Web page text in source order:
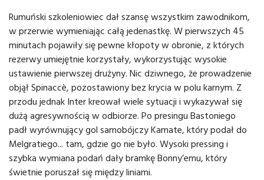
Rumuński szkoleniowiec dał szansę wszystkim zawodnikom,
w przerwie wymieniając całą jedenastkę. W pierwszych 45
minutach pojawiły się pewne kłopoty w obronie, z których
rezerwy umiejętnie korzystały, wykorzystując wysokie
ustawienie pierwszej drużyny. Nic dziwnego, że prowadzenie
objął Spinaccè, pozostawiony bez krycia w polu karnym. Z
przodu jednak Inter kreował wiele sytuacji i wykazywał się
dużą agresywnością w odbiorze. Po presingu Bastoniego
padł wyrównujący gol samobójczy Kamate, który podał do
Melgratiego... tam, gdzie go nie było. Wysoki pressing i
szybka wymiana podań dały bramkę Bonny’emu, który
świetnie poruszał się między liniami.